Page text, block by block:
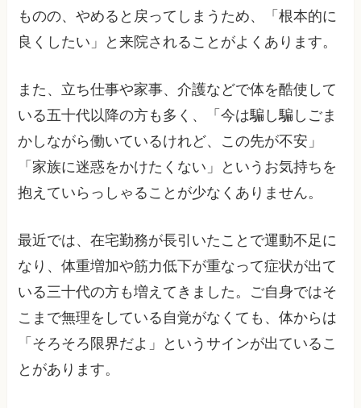
ものの、やめると戻ってしまうため、「根本的に
良くしたい」と来院されることがよくあります。
また、立ち仕事や家事、介護などで体を酷使して
いる五十代以降の方も多く、「今は騙し騙しごま
かしながら働いているけれど、この先が不安」
「家族に迷惑をかけたくない」というお気持ちを
抱えていらっしゃることが少なくありません。
最近では、在宅勤務が長引いたことで運動不足に
なり、体重増加や筋力低下が重なって症状が出て
いる三十代の方も増えてきました。ご自身ではそ
こまで無理をしている自覚がなくても、体からは
「そろそろ限界だよ」というサインが出ているこ
とがあります。